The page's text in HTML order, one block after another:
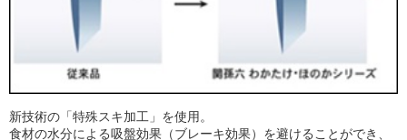
新技術の「特殊スキ加工」を使用。
食材の水分による吸盤効果（ブレーキ効果）を避けることができ、